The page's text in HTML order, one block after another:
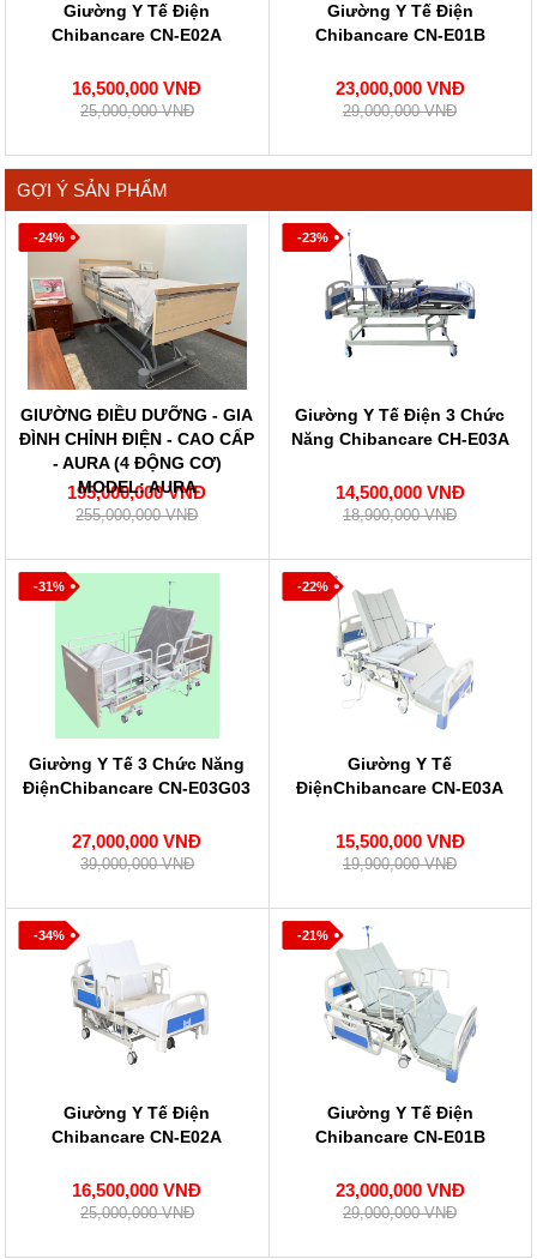
Giường Y Tế Điện
Chibancare CN-E02A
16,500,000 VNĐ
25,000,000 VNĐ
Giường Y Tế Điện
Chibancare CN-E01B
23,000,000 VNĐ
29,000,000 VNĐ
GỢI Ý SẢN PHẨM
-24%
GIƯỜNG ĐIỀU DƯỠNG - GIA
ĐÌNH CHỈNH ĐIỆN - CAO CẤP
- AURA (4 ĐỘNG CƠ)
MODEL: AURA
195,000,000 VNĐ
255,000,000 VNĐ
-23%
Giường Y Tế Điện 3 Chức
Năng Chibancare CH-E03A
14,500,000 VNĐ
18,900,000 VNĐ
-31%
Giường Y Tế 3 Chức Năng
ĐiệnChibancare CN-E03G03
27,000,000 VNĐ
39,000,000 VNĐ
-22%
Giường Y Tế
ĐiệnChibancare CN-E03A
15,500,000 VNĐ
19,900,000 VNĐ
-34%
Giường Y Tế Điện
Chibancare CN-E02A
16,500,000 VNĐ
25,000,000 VNĐ
-21%
Giường Y Tế Điện
Chibancare CN-E01B
23,000,000 VNĐ
29,000,000 VNĐ